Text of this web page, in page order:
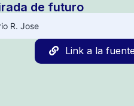
de futuro
R. Jose
Link a la